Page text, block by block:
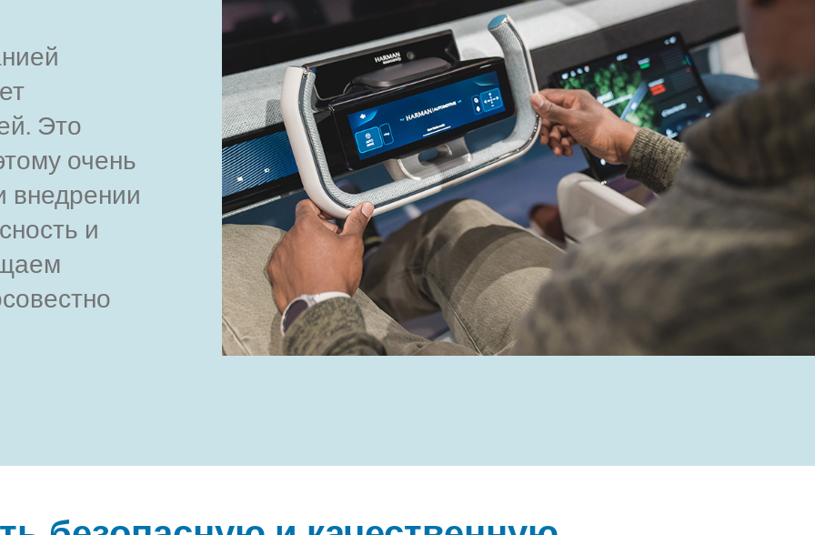
Это
очень
внедрении
и